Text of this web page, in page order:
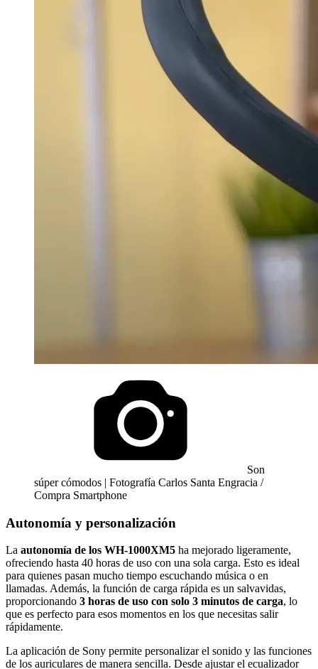
Son
súper cómodos | Fotografía Carlos Santa Engracia /
Compra Smartphone
Autonomía y personalización
La autonomía de los WH-1000XM5 ha mejorado ligeramente,
ofreciendo hasta 40 horas de uso con una sola carga. Esto es ideal
para quienes pasan mucho tiempo escuchando música o en
llamadas. Además, la función de carga rápida es un salvavidas,
proporcionando 3 horas de uso con solo 3 minutos de carga, lo
que es perfecto para esos momentos en los que necesitas salir
rápidamente.
La aplicación de Sony permite personalizar el sonido y las funciones
de los auriculares de manera sencilla. Desde ajustar el ecualizador